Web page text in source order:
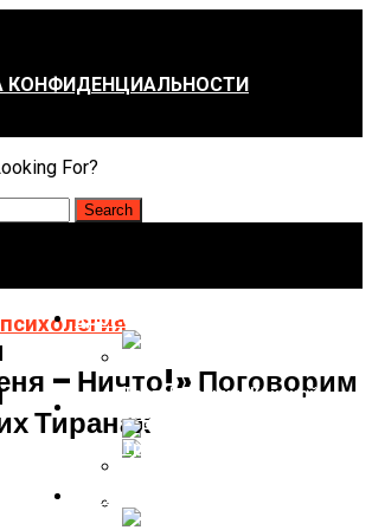
КОНФИДЕНЦИАЛЬНОСТИ
For?
ЗДОРОВЬЕ И КРАСОТА
Тест: 5 Причин Женской
Похудения
ОТНОШЕНИЯ И ПСИХОЛОГИЯ
– Ничто!» Поговорим
Тиранах